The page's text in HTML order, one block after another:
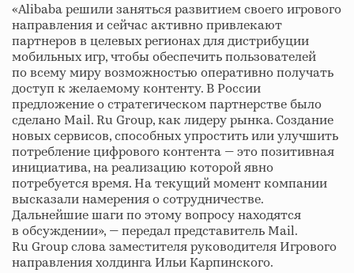
«Alibaba решили заняться развитием своего игрового
направления и сейчас активно привлекают
партнеров в целевых регионах для дистрибуции
мобильных игр, чтобы обеспечить пользователей
по всему миру возможностью оперативно получать
доступ к желаемому контенту. В России
предложение о стратегическом партнерстве было
сделано Mail. Ru Group, как лидеру рынка. Создание
новых сервисов, способных упростить или улучшить
потребление цифрового контента — это позитивная
инициатива, на реализацию которой явно
потребуется время. На текущий момент компании
высказали намерения о сотрудничестве.
Дальнейшие шаги по этому вопросу находятся
в обсуждении», — передал представитель Mail.
Ru Group слова заместителя руководителя Игрового
направления холдинга Ильи Карпинского.